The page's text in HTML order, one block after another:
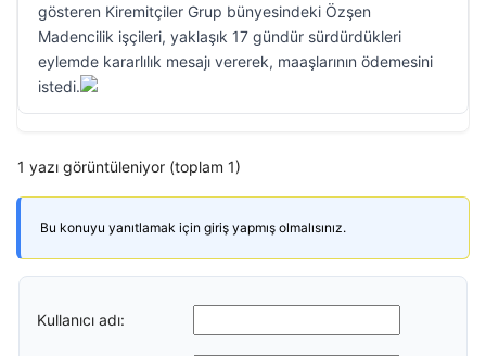
gösteren Kiremitçiler Grup bünyesindeki Özşen
Madencilik işçileri, yaklaşık 17 gündür sürdürdükleri
eylemde kararlılık mesajı vererek, maaşlarının ödemesini
istedi.
1 yazı görüntüleniyor (toplam 1)
Bu konuyu yanıtlamak için giriş yapmış olmalısınız.
Kullanıcı adı: